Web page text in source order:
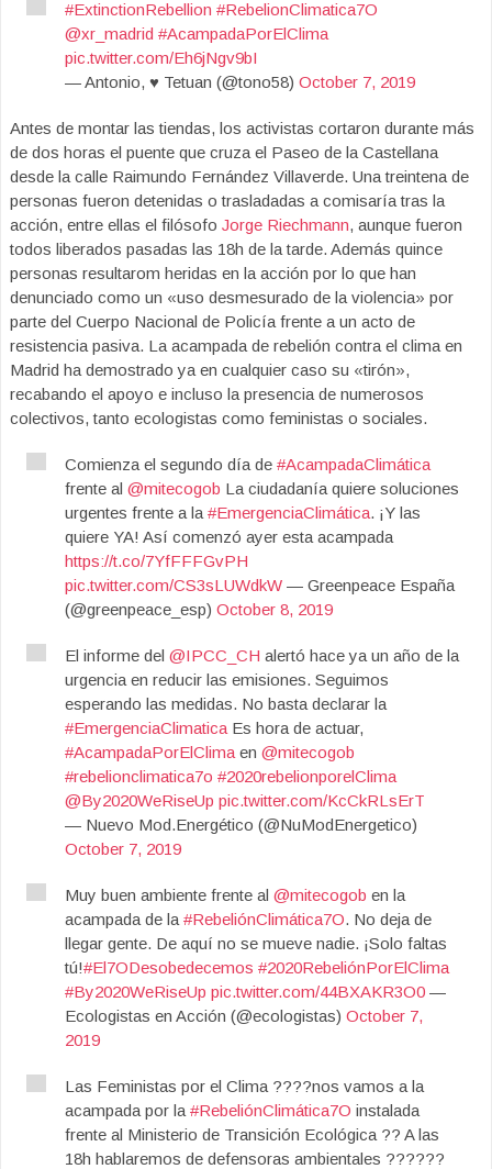
#ExtinctionRebellion #RebelionClimatica7O
@xr_madrid #AcampadaPorElClima
pic.twitter.com/Eh6jNgv9bI
— Antonio, ♥️ Tetuan (@tono58) October 7, 2019
Antes de montar las tiendas, los activistas cortaron durante más
de dos horas el puente que cruza el Paseo de la Castellana
desde la calle Raimundo Fernández Villaverde. Una treintena de
personas fueron detenidas o trasladadas a comisaría tras la
acción, entre ellas el filósofo Jorge Riechmann, aunque fueron
todos liberados pasadas las 18h de la tarde. Además quince
personas resultarom heridas en la acción por lo que han
denunciado como un «uso desmesurado de la violencia» por
parte del Cuerpo Nacional de Policía frente a un acto de
resistencia pasiva. La acampada de rebelión contra el clima en
Madrid ha demostrado ya en cualquier caso su «tirón»,
recabando el apoyo e incluso la presencia de numerosos
colectivos, tanto ecologistas como feministas o sociales.
Comienza el segundo día de #AcampadaClimática
frente al @mitecogob La ciudadanía quiere soluciones
urgentes frente a la #EmergenciaClimática. ¡Y las
quiere YA! Así comenzó ayer esta acampada
https://t.co/7YfFFFGvPH
pic.twitter.com/CS3sLUWdkW — Greenpeace España
(@greenpeace_esp) October 8, 2019
El informe del @IPCC_CH alertó hace ya un año de la
urgencia en reducir las emisiones. Seguimos
esperando las medidas. No basta declarar la
#EmergenciaClimatica Es hora de actuar,
#AcampadaPorElClima en @mitecogob
#rebelionclimatica7o #2020rebelionporelClima
@By2020WeRiseUp pic.twitter.com/KcCkRLsErT
— Nuevo Mod.Energético (@NuModEnergetico)
October 7, 2019
Muy buen ambiente frente al @mitecogob en la
acampada de la #RebeliónClimática7O. No deja de
llegar gente. De aquí no se mueve nadie. ¡Solo faltas
tú!#El7ODesobedecemos #2020RebeliónPorElClima
#By2020WeRiseUp pic.twitter.com/44BXAKR3O0 —
Ecologistas en Acción (@ecologistas) October 7,
2019
Las Feministas por el Clima ????nos vamos a la
acampada por la #RebeliónClimática7O instalada
frente al Ministerio de Transición Ecológica ?? A las
18h hablaremos de defensoras ambientales ??????